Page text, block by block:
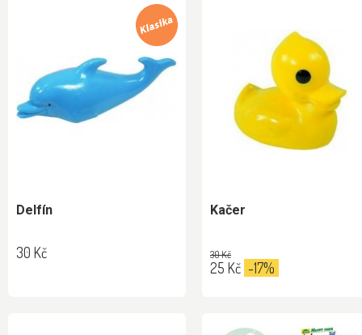
Delfín
30 Kč
Kačer
30 Kč
25 Kč -17%